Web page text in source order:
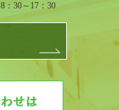
：30～17：30